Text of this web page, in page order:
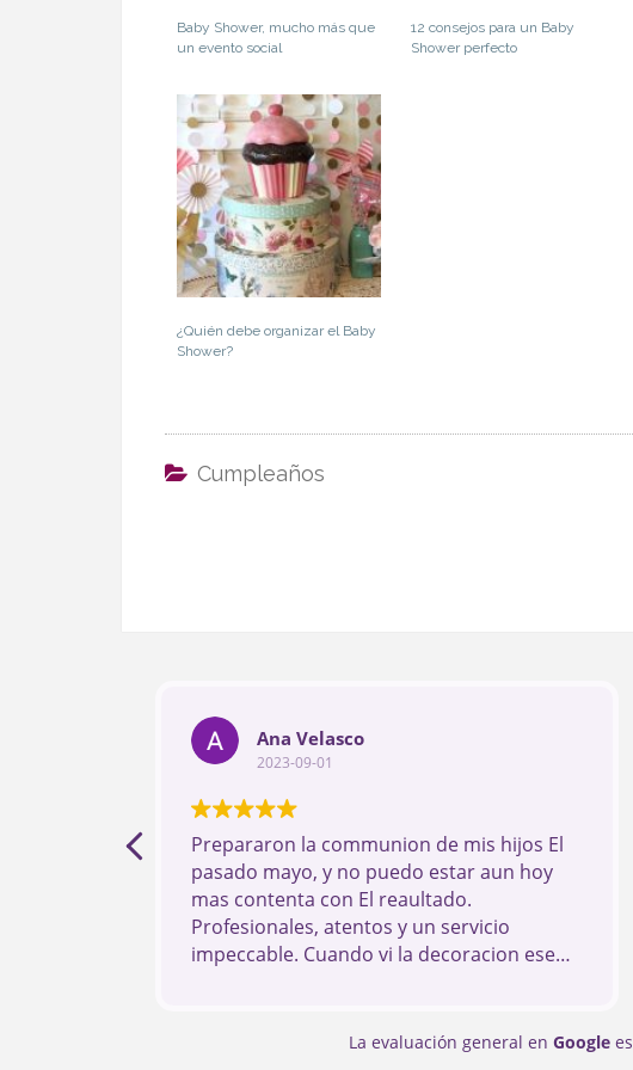
Baby Shower, mucho más que
un evento social
12 consejos para un Baby
Shower perfecto
¿Quién debe organizar el Baby
Shower?
Cumpleaños
Ana Velasco
2023-09-01
Prepararon la communion de mis hijos El
pasado mayo, y no puedo estar aun hoy
mas contenta con El reaultado.
Profesionales, atentos y un servicio
impeccable. Cuando vi la decoracion ese
La evaluación general en Googlees